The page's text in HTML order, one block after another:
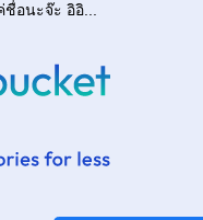
ชื่อนะจ๊ะ อิอิ...